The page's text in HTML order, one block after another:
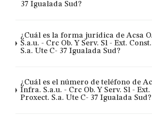
37 Igualada Sud?
¿Cuál es la forma jurídica de Acsa
S.a.u. - Crc Ob. Y Serv. Sl - Ext.
S.a. Ute C- 37 Igualada Sud?
¿Cuál es el número de teléfono de
Infra. S.a.u. - Crc Ob. Y Serv. Sl - Ext.
Proxect. S.a. Ute C- 37 Igualada Sud?